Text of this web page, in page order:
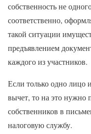
собственность не
соответственно,
такой ситуации
предъявлением
каждого из участников.
Если только одно лицо
вычет, то на это нужно
собственников в
налоговую службу.